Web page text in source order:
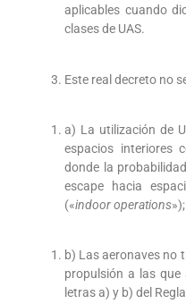
aplicables cuando
clases de UAS.
Este real decreto no
a) La utilización de
espacios interiores
donde la
escape hacia
(«indoor operations»);
b) Las aeronaves no
propulsión a las que
letras a) y b) del